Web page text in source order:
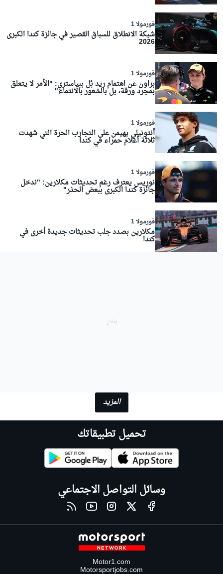
فورمولا 1
شبكة الانطلاق للسباق القصير في جائزة كندا الكبرى
2026
فورمولا 1
براون عن اهتمام ريد بُل ببياستري: "الأمر لا يتعلق
بمجرد ورقة، بل بالشعور بالانتماء"
فورمولا 1
أنتونيلي يهيمن على التجارب الحرة التي شهدت
ثلاثة أعلام حمراء في كندا
فورمولا 1
نوريس يعترف رغم تحديثات مكلارين: "ندخل
جائزة كندا الكبرى ببعض الحذر"
فورمولا 1
مكلارين بصدد جلب تحديثات جديدة أخرى في
كندا
المزيد
تحميل تطبيقاتك
وسائل التواصل الاجتماعي
Motor1.com
Motorsportjobs.com